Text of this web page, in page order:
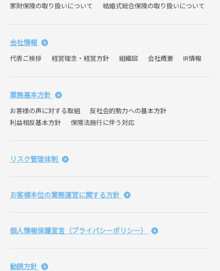
家財保険の取り扱いについて 結婚式総合保険の取り扱いについて
会社情報
代表ご挨拶 経営理念・経営方針 組織図 会社概要 IR情報
業務基本方針
お客様の声に対する取組
反社会的勢力への基本方針
利益相反基本方針
保険法施行に伴う対応
リスク管理体制
お客様本位の業務運営に関する方針
個人情報保護宣言（プライバシーポリシー）
勧誘方針